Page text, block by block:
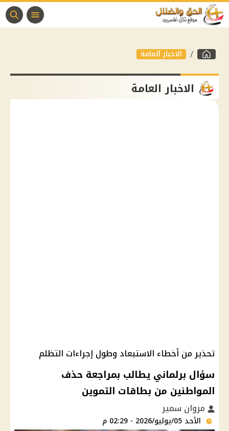
الاخبار العامة
الاخبار العامة
تحذير من أخطاء الاستبعاد وطول إجراءات التظلم
سؤال برلماني يطالب بمراجعة حذف
المواطنين من بطاقات التموين
مروان سمير
الأحد 05/يوليو/2026 - 02:29 م